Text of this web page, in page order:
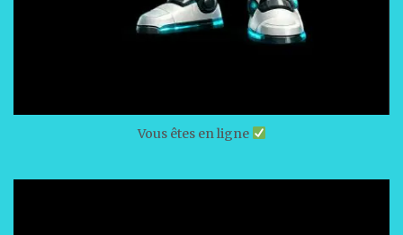
Vous êtes en ligne